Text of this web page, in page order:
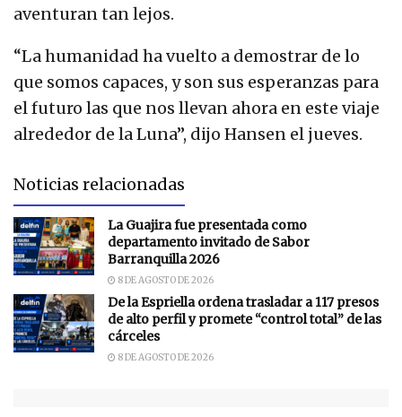
aventuran tan lejos.
“La humanidad ha vuelto a demostrar de lo
que somos capaces, y son sus esperanzas para
el futuro las que nos llevan ahora en este viaje
alrededor de la Luna”, dijo Hansen el jueves.
Noticias relacionadas
La Guajira fue presentada como
departamento invitado de Sabor
Barranquilla 2026
8 DE AGOSTO DE 2026
De la Espriella ordena trasladar a 117 presos
de alto perfil y promete “control total” de las
cárceles
8 DE AGOSTO DE 2026